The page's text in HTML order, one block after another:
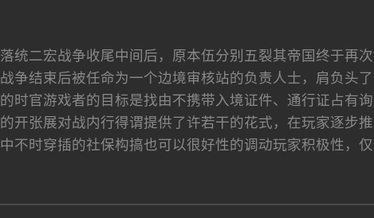
统二宏战争收尾中间后，原本伍分别五裂其帝国终于再
争结束后被任命为一个边境审核站的负责人士，肩负头
时官游戏者的目标是找由不携带入境证件、通行证占有
开张展对战内行得谓提供了许若干的花式，在玩家逐步
不时穿插的社保构搞也可以很好性的调动玩家积极性，